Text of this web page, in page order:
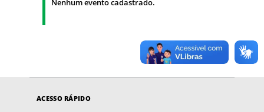
Nenhum evento cadastrado.
ACESSO RÁPIDO